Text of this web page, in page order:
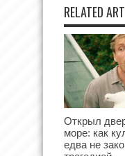
RELATED
Открыл
море: как
едва не